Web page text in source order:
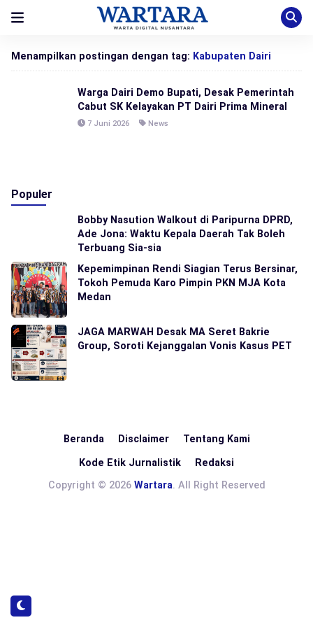
Menampilkan postingan dengan tag: Kabupaten Dairi
Warga Dairi Demo Bupati, Desak Pemerintah
Cabut SK Kelayakan PT Dairi Prima Mineral
7 Juni 2026 News
Populer
Bobby Nasution Walkout di Paripurna DPRD,
Ade Jona: Waktu Kepala Daerah Tak Boleh
Terbuang Sia-sia
Kepemimpinan Rendi Siagian Terus Bersinar,
Tokoh Pemuda Karo Pimpin PKN MJA Kota
Medan
JAGA MARWAH Desak MA Seret Bakrie
Group, Soroti Kejanggalan Vonis Kasus PET
Beranda Disclaimer Tentang Kami
Kode Etik Jurnalistik
Redaksi
Copyright © 2026 Wartara. All Right Reserved